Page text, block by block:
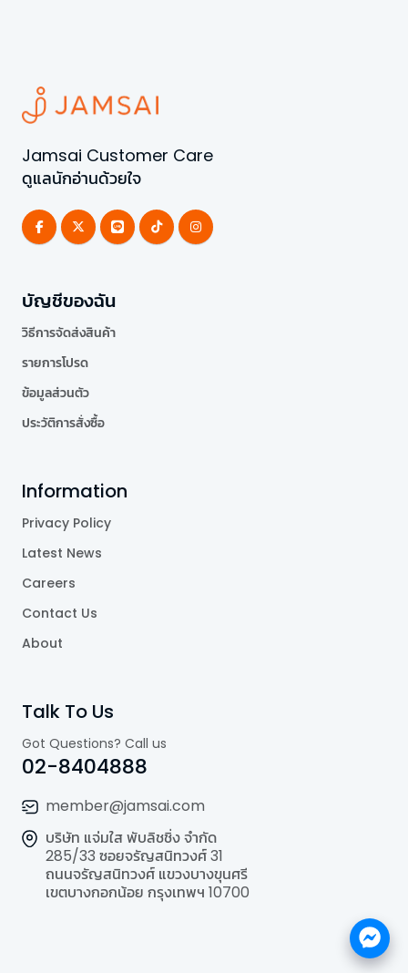
Jamsai Customer Care
ดูแลนักอ่านด้วยใจ
บัญชีของฉัน
วิธีการจัดส่งสินค้า
รายการโปรด
ข้อมูลส่วนตัว
ประวัติการสั่งซื้อ
Information
Privacy Policy
Latest News
Careers
Contact Us
About
Talk To Us
Got Questions? Call us
02-8404888
member@jamsai.com
บริษัท แจ่มใส พับลิชชิ่ง จำกัด
285/33 ซอยจรัญสนิทวงศ์ 31
ถนนจรัญสนิทวงศ์ แขวงบางขุนศรี
เขตบางกอกน้อย กรุงเทพฯ 10700